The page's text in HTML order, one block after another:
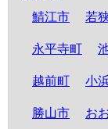
鯖江市
若
永平寺町
越前町 小
勝山市 お